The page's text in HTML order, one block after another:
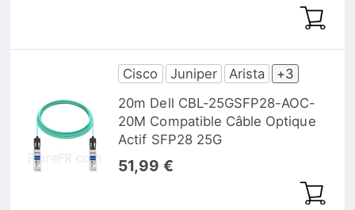
Cisco Juniper Arista
+3
20m Dell CBL-25GSFP28-AOC-
20M Compatible Câble Optique
Actif SFP28 25G
51,99 €